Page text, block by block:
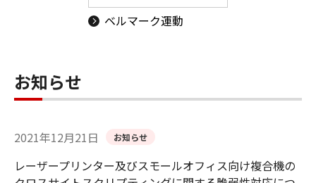
ベルマーク運動
お知らせ
2021年12月21日 お知らせ
レーザープリンター及びスモールオフィス向け複合機の